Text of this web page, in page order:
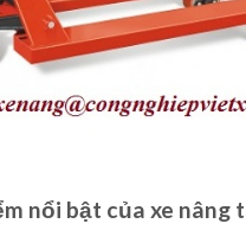
nổi bật của xe nâng